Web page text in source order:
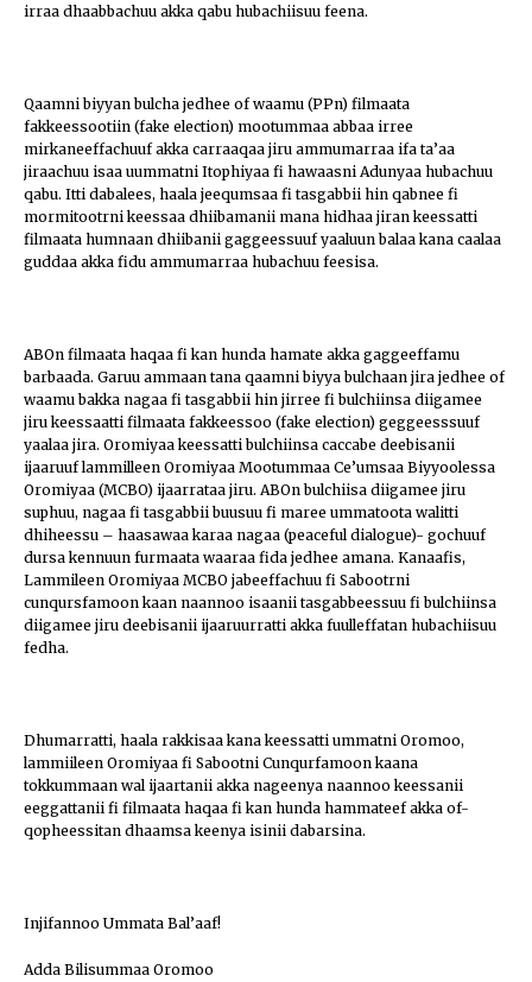
irraa dhaabbachuu akka qabu hubachiisuu feena.
Qaamni biyyan bulcha jedhee of waamu (PPn) filmaata
fakkeessootiin (fake election) mootummaa abbaa irree
mirkaneeffachuuf akka carraaqaa jiru ammumarraa ifa ta’aa
jiraachuu isaa uummatni Itophiyaa fi hawaasni Adunyaa hubachuu
qabu. Itti dabalees, haala jeequmsaa fi tasgabbii hin qabnee fi
mormitootrni keessaa dhiibamanii mana hidhaa jiran keessatti
filmaata humnaan dhiibanii gaggeessuuf yaaluun balaa kana caalaa
guddaa akka fidu ammumarraa hubachuu feesisa.
ABOn filmaata haqaa fi kan hunda hamate akka gaggeeffamu
barbaada. Garuu ammaan tana qaamni biyya bulchaan jira jedhee of
waamu bakka nagaa fi tasgabbii hin jirree fi bulchiinsa diigamee
jiru keessaatti filmaata fakkeessoo (fake election) geggeesssuuf
yaalaa jira. Oromiyaa keessatti bulchiinsa caccabe deebisanii
ijaaruuf lammilleen Oromiyaa Mootummaa Ce’umsaa Biyyoolessa
Oromiyaa (MCBO) ijaarrataa jiru. ABOn bulchiisa diigamee jiru
suphuu, nagaa fi tasgabbii buusuu fi maree ummatoota walitti
dhiheessu – haasawaa karaa nagaa (peaceful dialogue)- gochuuf
dursa kennuun furmaata waaraa fida jedhee amana. Kanaafis,
Lammileen Oromiyaa MCBO jabeeffachuu fi Sabootrni
cunqursfamoon kaan naannoo isaanii tasgabbeessuu fi bulchiinsa
diigamee jiru deebisanii ijaaruurratti akka fuulleffatan hubachiisuu
fedha.
Dhumarratti, haala rakkisaa kana keessatti ummatni Oromoo,
lammiileen Oromiyaa fi Sabootni Cunqurfamoon kaana
tokkummaan wal ijaartanii akka nageenya naannoo keessanii
eeggattanii fi filmaata haqaa fi kan hunda hammateef akka of-
qopheessitan dhaamsa keenya isinii dabarsina.
Injifannoo Ummata Bal’aaf!
Adda Bilisummaa Oromoo